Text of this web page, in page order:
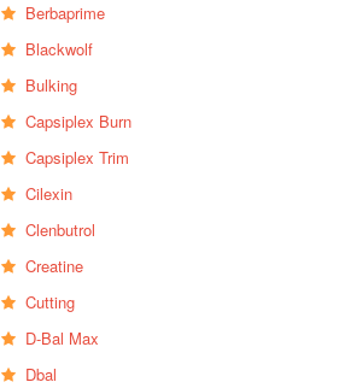
Berbaprime
Blackwolf
Bulking
Capsiplex Burn
Capsiplex Trim
Cilexin
Clenbutrol
Creatine
Cutting
D-Bal Max
Dbal